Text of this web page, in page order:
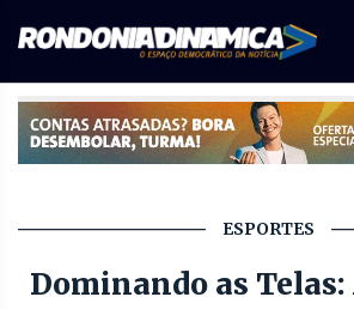
ESPORTES
Dominando as Telas: